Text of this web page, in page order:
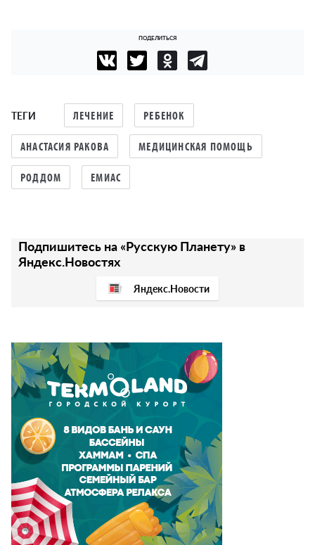
ПОДЕЛИТЬСЯ
ТЕГИ ЛЕЧЕНИЕ РЕБЕНОК
АНАСТАСИЯ РАКОВА МЕДИЦИНСКАЯ ПОМОЩЬ
РОДДОМ ЕМИАС
Подпишитесь на «Русскую Планету» в
Яндекс.Новостях
Яндекс.Новости